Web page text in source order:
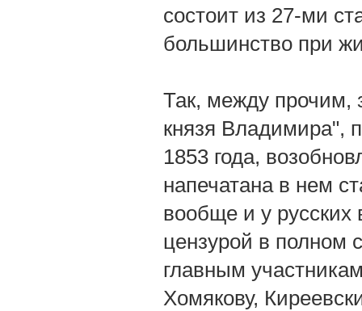
состоит из 27-ми
большинство при
Так, между прочим,
князя Владимира",
1853 года,
напечатана в нем
вообще и у русских
цензурой в полном
главным
Хомякову,